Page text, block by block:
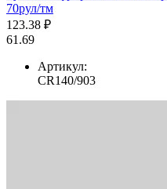
70рул/тм
123.38 ₽
61.69
Артикул:
CR140/903